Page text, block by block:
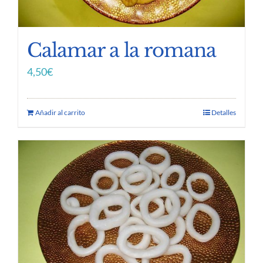
Calamar a la romana
4,50€
Añadir al carrito Detalles